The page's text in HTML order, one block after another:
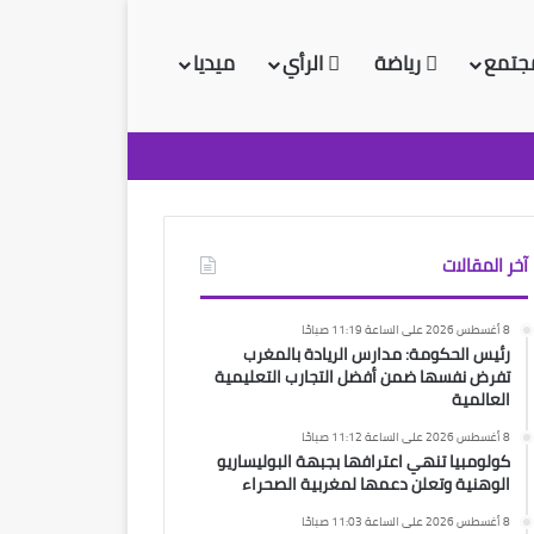
رياضة الرأي ميديا
آخر المقالات
8 أغسطس 2026 على الساعة 11:19 صباحًا
رئيس الحكومة: مدارس الريادة بالمغرب
تفرض نفسها ضمن أفضل التجارب التعليمية
العالمية
8 أغسطس 2026 على الساعة 11:12 صباحًا
كولومبيا تنهي اعترافها بجبهة البوليساريو
الوهنية وتعلن دعمها لمغربية الصحراء
8 أغسطس 2026 على الساعة 11:03 صباحًا